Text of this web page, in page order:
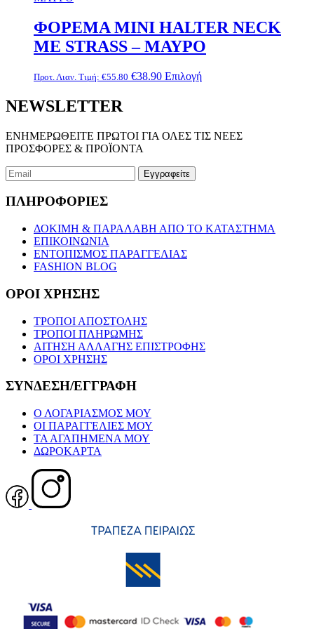
του
προϊόντος
παραλλαγές.
Οι
επιλογές
να
επιλεγούν
προϊόντος
ΦΟΡΕΜΑ MINI HALTER NECK
ΜΕ STRASS – ΜΑΥΡΟ
Προτ. Λιαν. Τιμή: €55.80 €38.90 ΕπιλογήΑυτό
παραλλαγές.
σελίδα
NEWSLETTER
ΕΝΗΜΕΡΩΘΕΙΤΕ ΠΡΩΤΟΙ ΓΙΑ ΟΛΕΣ ΤΙΣ ΝΕΕΣ
ΠΡΟΣΦΟΡΕΣ & ΠΡΟΪΟΝΤΑ
ΠΛΗΡΟΦΟΡΙΕΣ
ΔΟΚΙΜΗ & ΠΑΡΑΛΑΒΗ ΑΠΟ ΤΟ ΚΑΤΑΣΤΗΜΑ
ΕΠΙΚΟΙΝΩΝΙΑ
ΕΝΤΟΠΙΣΜΟΣ ΠΑΡΑΓΓΕΛΙΑΣ
FASHION BLOG
ΟΡΟΙ ΧΡΗΣΗΣ
ΤΡΟΠΟΙ ΑΠΟΣΤΟΛΗΣ
ΤΡΟΠΟΙ ΠΛΗΡΩΜΗΣ
ΑΙΤΗΣΗ ΑΛΛΑΓΗΣ ΕΠΙΣΤΡΟΦΗΣ
ΟΡΟΙ ΧΡΗΣΗΣ
ΣΥΝΔΕΣΗ/ΕΓΓΡΑΦΗ
Ο ΛΟΓΑΡΙΑΣΜΟΣ ΜΟΥ
ΟΙ ΠΑΡΑΓΓΕΛΙΕΣ ΜΟΥ
ΤΑ ΑΓΑΠΗΜΕΝΑ ΜΟΥ
ΔΩΡΟΚΑΡΤΑ